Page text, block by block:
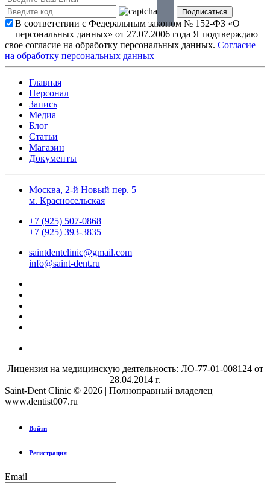
В соответствии с Федеральным законом № 152-ФЗ «О
персональных данных» от 27.07.2006 года Я подтверждаю
свое согласие на обработку персональных данных. Согласие
на обработку персональных данных
Главная
Персонал
Запись
Медиа
Блог
Статьи
Магазин
Документы
Москва, 2-й Новый пер. 5
м. Красносельская
+7 (925) 507-0868
+7 (925) 393-3835
saintdentclinic@gmail.com
info@saint-dent.ru
Лицензия на медицинскую деятельность: ЛО-77-01-008124 от
28.04.2014 г.
Saint-Dent Clinic © 2026 | Полноправный владелец
www.dentist007.ru
Войти
Регистрация
Email